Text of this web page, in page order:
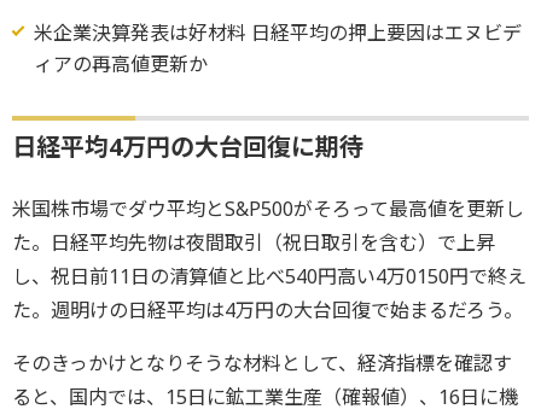
米企業決算発表は好材料 日経平均の押上要因はエヌビデ
ィアの再高値更新か
日経平均4万円の大台回復に期待
米国株市場でダウ平均とS&P500がそろって最高値を更新し
た。日経平均先物は夜間取引（祝日取引を含む）で上昇
し、 祝日前11日の清算値と比べ540円高い4万0150円で終え
た。週明けの日経平均は4万円の大台回復で始まるだろう。
そのきっかけとなりそうな材料として、経済指標を確認す
ると、 国内では、15日に鉱工業生産（確報値）、16日に機